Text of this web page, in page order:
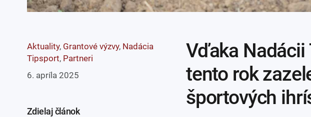
Aktuality, Grantové výzvy, Nadácia
Tipsport, Partneri
6. apríla 2025
Zdielaj článok
Vďaka
tento rok
športových